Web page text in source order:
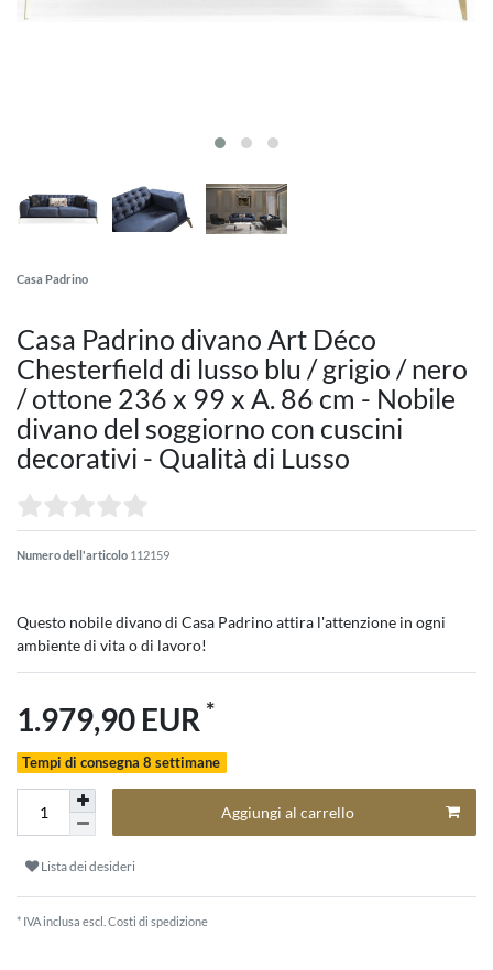
Casa Padrino
Casa Padrino divano Art Déco
Chesterfield di lusso blu / grigio / nero
/ ottone 236 x 99 x A. 86 cm - Nobile
divano del soggiorno con cuscini
decorativi - Qualità di Lusso
Numero dell'articolo 112159
Questo nobile divano di Casa Padrino attira l'attenzione in ogni
ambiente di vita o di lavoro!
1.979,90 EUR *
Tempi di consegna 8 settimane
Aggiungi al carrello
Lista dei desideri
* IVA inclusa escl. Costi di spedizione